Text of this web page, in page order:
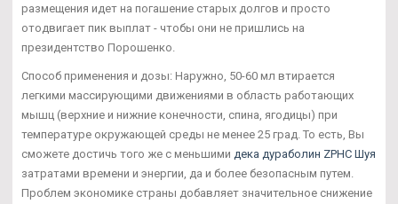
размещения идет на погашение старых долгов и просто
отодвигает пик выплат - чтобы они не пришлись на
президентство Порошенко.
Способ применения и дозы: Наружно, 50-60 мл втирается
легкими массирующими движениями в область работающих
мышц (верхние и нижние конечности, спина, ягодицы) при
температуре окружающей среды не менее 25 град. То есть, Вы
сможете достичь того же с меньшими дека дураболин ZPHC Шуя
затратами времени и энергии, да и более безопасным путем.
Проблем экономике страны добавляет значительное снижение